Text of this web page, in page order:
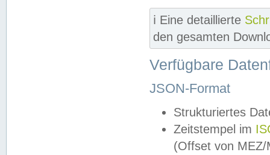
ℹ️ Eine detaillierte
den gesamten
Verfügbare
JSON-Format
Strukturiertes
Zeitstempel im
(Offset von MEZ/